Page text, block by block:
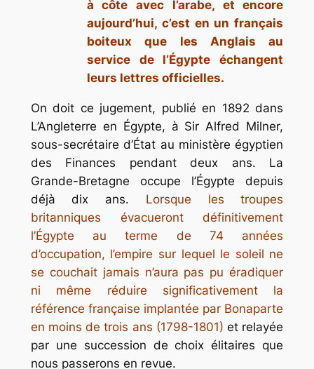
à côte avec l’arabe, et encore
aujourd’hui, c’est en un français
boiteux que les Anglais au
service de l’Égypte échangent
leurs lettres officielles.
On doit ce jugement, publié en 1892 dans
L’Angleterre en Égypte, à Sir Alfred Milner,
sous-secrétaire d’État au ministère égyptien
des Finances pendant deux ans. La
Grande-Bretagne occupe l’Égypte depuis
déjà dix ans. Lorsque les troupes
britanniques évacueront définitivement
l’Égypte au terme de 74 années
d’occupation, l’empire sur lequel le soleil ne
se couchait jamais n’aura pas pu éradiquer
ni même réduire significativement la
référence française implantée par Bonaparte
en moins de trois ans (1798-1801) et relayée
par une succession de choix élitaires que
nous passerons en revue.